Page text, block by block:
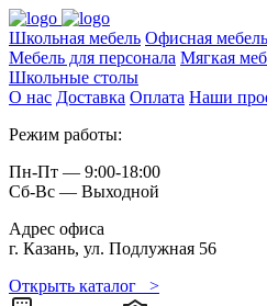
Школьная мебель Офисная мебель
Мебель для персонала Мягкая
Школьные cтолы
О нас Доставка Оплата Наши
Режим работы:
Пн-Пт — 9:00-18:00
Сб-Вс — Выходной
Адрес офиса
г. Казань, ул. Подлужная 56
Открыть каталог >